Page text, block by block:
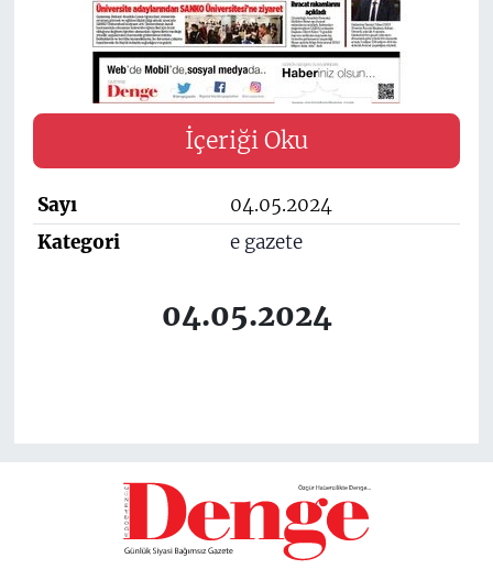
İçeriği Oku
Sayı
04.05.2024
Kategori
e gazete
04.05.2024